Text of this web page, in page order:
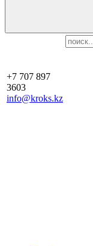
+7 707 897
3603
info@kroks.kz